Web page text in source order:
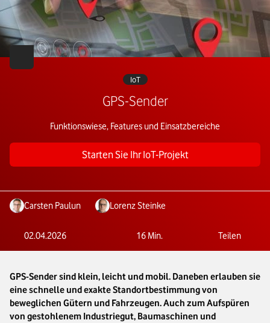
IoT
GPS-Sender
Funktionswiese, Features und Einsatzbereiche
Starten Sie Ihr IoT-Projekt
Carsten Paulun Lorenz Steinke
02.04.2026 16 Min. Teilen
GPS-Sender sind klein, leicht und mobil. Daneben erlauben sie
eine schnelle und exakte Standortbestimmung von
beweglichen Gütern und Fahrzeugen. Auch zum Aufspüren
von gestohlenem Industriegut, Baumaschinen und